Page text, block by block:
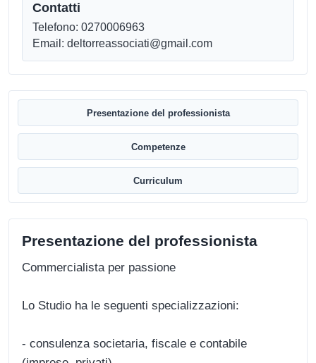
Contatti
Telefono: 0270006963
Email: deltorreassociati@gmail.com
Presentazione del professionista
Competenze
Curriculum
Presentazione del professionista
Commercialista per passione
Lo Studio ha le seguenti specializzazioni:
- consulenza societaria, fiscale e contabile